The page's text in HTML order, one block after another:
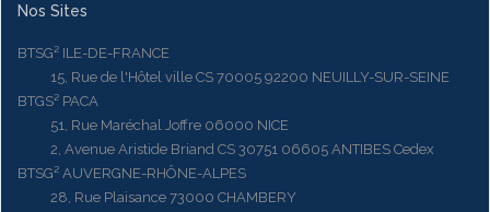
Nos Sites
BTSG² ILE-DE-FRANCE
15, Rue de l'Hôtel ville CS 70005 92200 NEUILLY-SUR-SEINE
BTGS² PACA
51, Rue Maréchal Joffre 06000 NICE
2, Avenue Aristide Briand CS 30751 06605 ANTIBES Cedex
BTSG² AUVERGNE-RHÔNE-ALPES
28, Rue Plaisance 73000 CHAMBERY